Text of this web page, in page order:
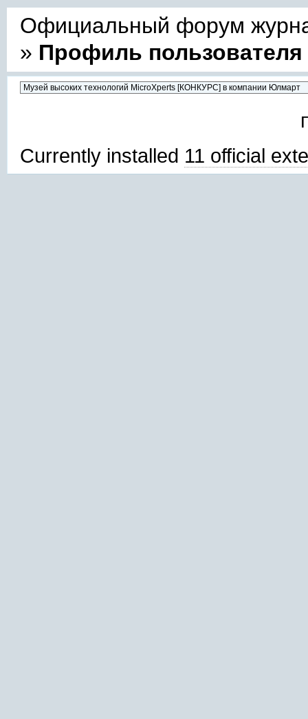
Официальный форум
» Профиль пользователя
Currently installed 11 official